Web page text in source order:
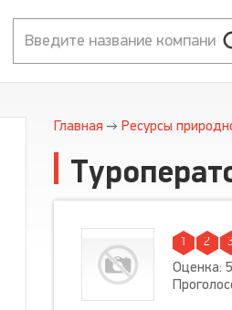
Главная Ресурсы
1 2 3
Оценка: